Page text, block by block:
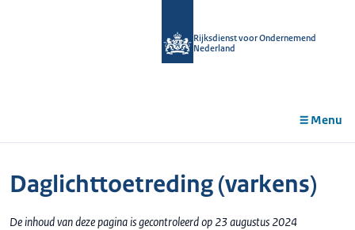
Rijksdienst voor Ondernemend
Nederland
Menu
Daglichttoetreding (varkens)
De inhoud van deze pagina is gecontroleerd op 23 augustus 2024